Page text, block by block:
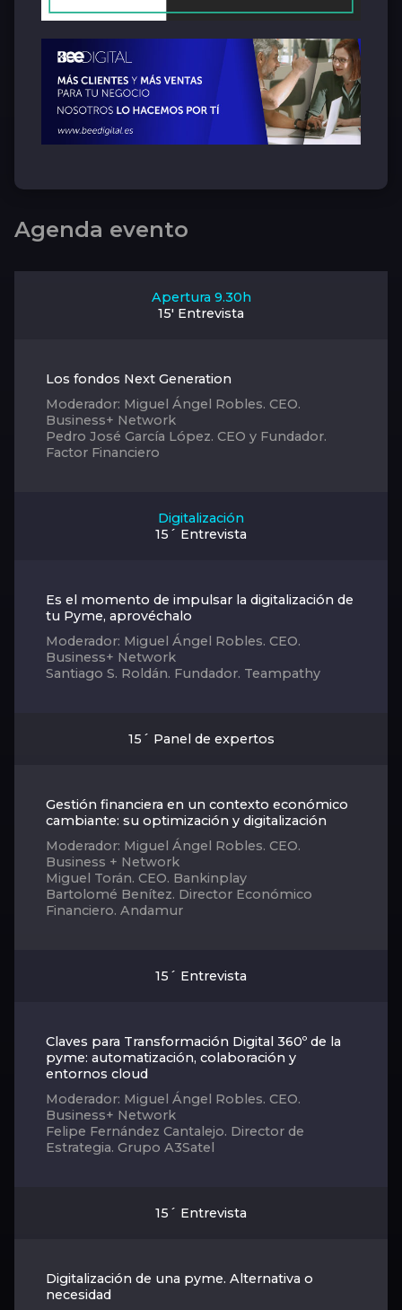
Agenda evento
Apertura 9.30h
15' Entrevista
Los fondos Next Generation
Moderador: Miguel Ángel Robles. CEO.
Business+ Network
Pedro José García López. CEO y Fundador.
Factor Financiero
Digitalización
15´ Entrevista
Es el momento de impulsar la digitalización de
tu Pyme, aprovéchalo
Moderador: Miguel Ángel Robles. CEO.
Business+ Network
Santiago S. Roldán. Fundador. Teampathy
15´ Panel de expertos
Gestión financiera en un contexto económico
cambiante: su optimización y digitalización
Moderador: Miguel Ángel Robles. CEO.
Business + Network
Miguel Torán. CEO. Bankinplay
Bartolomé Benítez. Director Económico
Financiero. Andamur
15´ Entrevista
Claves para Transformación Digital 360º de la
pyme: automatización, colaboración y
entornos cloud
Moderador: Miguel Ángel Robles. CEO.
Business+ Network
Felipe Fernández Cantalejo. Director de
Estrategia. Grupo A3Satel
15´ Entrevista
Digitalización de una pyme. Alternativa o
necesidad